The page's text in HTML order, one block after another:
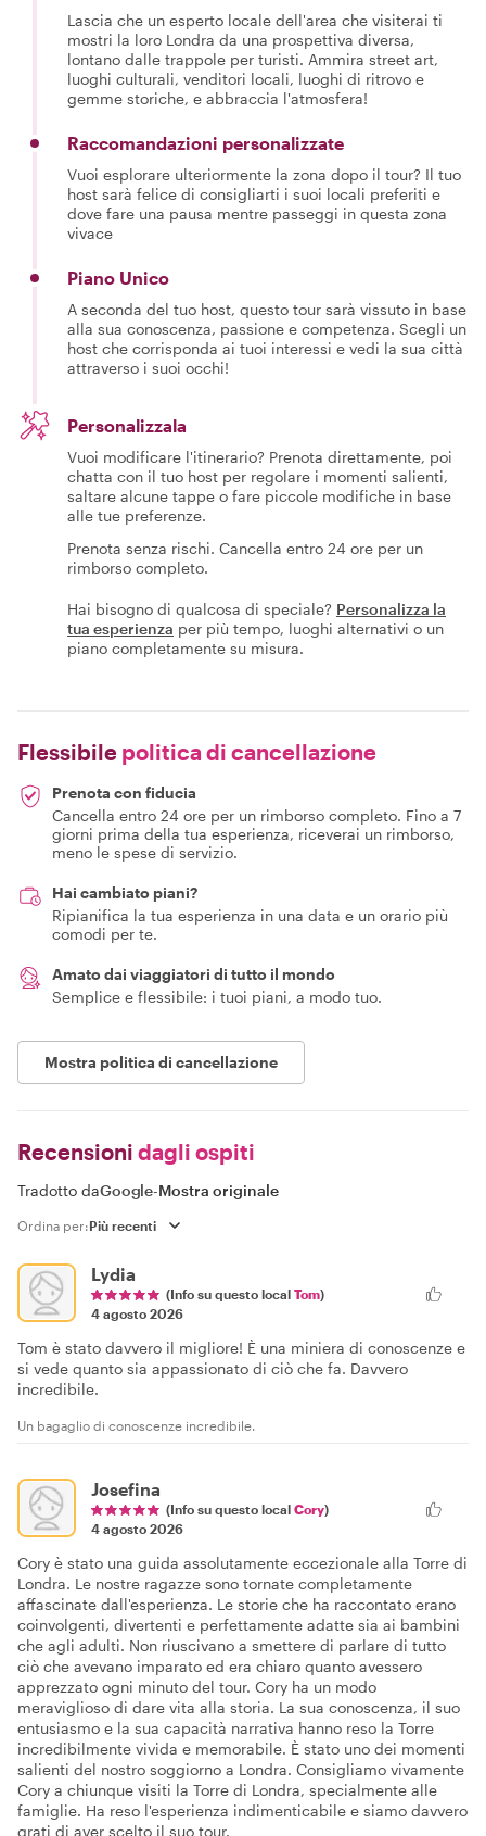
Lascia che un esperto locale dell'area che visiterai ti
mostri la loro Londra da una prospettiva diversa,
lontano dalle trappole per turisti. Ammira street art,
luoghi culturali, venditori locali, luoghi di ritrovo e
gemme storiche, e abbraccia l'atmosfera!
Raccomandazioni personalizzate
Vuoi esplorare ulteriormente la zona dopo il tour? Il tuo
host sarà felice di consigliarti i suoi locali preferiti e
dove fare una pausa mentre passeggi in questa zona
vivace
Piano Unico
A seconda del tuo host, questo tour sarà vissuto in base
alla sua conoscenza, passione e competenza. Scegli un
host che corrisponda ai tuoi interessi e vedi la sua città
attraverso i suoi occhi!
Personalizzala
Vuoi modificare l'itinerario? Prenota direttamente, poi
chatta con il tuo host per regolare i momenti salienti,
saltare alcune tappe o fare piccole modifiche in base
alle tue preferenze.
Prenota senza rischi. Cancella entro 24 ore per un
rimborso completo.
Hai bisogno di qualcosa di speciale? Personalizza la
tua esperienza per più tempo, luoghi alternativi o un
piano completamente su misura.
Flessibile politica di cancellazione
Prenota con fiducia
Cancella entro 24 ore per un rimborso completo. Fino a 7
giorni prima della tua esperienza, riceverai un rimborso,
meno le spese di servizio.
Hai cambiato piani?
Ripianifica la tua esperienza in una data e un orario più
comodi per te.
Amato dai viaggiatori di tutto il mondo
Semplice e flessibile: i tuoi piani, a modo tuo.
Mostra politica di cancellazione
Recensioni dagli ospiti
Tradotto daGoogle-Mostra originale
Ordina per:
Lydia
(Info su questo local Tom)
4 agosto 2026
Tom è stato davvero il migliore! È una miniera di conoscenze e
si vede quanto sia appassionato di ciò che fa. Davvero
incredibile.
Un bagaglio di conoscenze incredibile.
Josefina
(Info su questo local Cory)
4 agosto 2026
Cory è stato una guida assolutamente eccezionale alla Torre di
Londra. Le nostre ragazze sono tornate completamente
affascinate dall'esperienza. Le storie che ha raccontato erano
coinvolgenti, divertenti e perfettamente adatte sia ai bambini
che agli adulti. Non riuscivano a smettere di parlare di tutto
ciò che avevano imparato ed era chiaro quanto avessero
apprezzato ogni minuto del tour. Cory ha un modo
meraviglioso di dare vita alla storia. La sua conoscenza, il suo
entusiasmo e la sua capacità narrativa hanno reso la Torre
incredibilmente vivida e memorabile. È stato uno dei momenti
salienti del nostro soggiorno a Londra. Consigliamo vivamente
Cory a chiunque visiti la Torre di Londra, specialmente alle
famiglie. Ha reso l'esperienza indimenticabile e siamo davvero
grati di aver scelto il suo tour.